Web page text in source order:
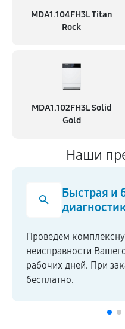
MDA1.104FH3L Titan
Rock
MDA1.102FH3L Solid
Gold
Наши
Быстрая и
Проведем
неисправности
рабочих дней. При
бесплатно.